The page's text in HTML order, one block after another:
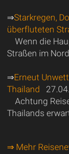
⇒Starkregen,
überfluteten
Wenn die
Straßen im
⇒Erneut
Thailand
Achtung
Thailands
⇒ Mehr